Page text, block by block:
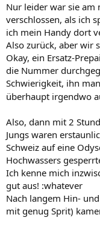
Nur leider war sie am
verschlossen, als ich
ich mein Handy dort
Also zurück, aber wir
Okay, ein Ersatz-
die Nummer
Schwierigkeit, ihn
überhaupt irgendwo
Also, dann mit 2
Jungs waren
Schweiz auf eine
Hochwassers
Ich kenne mich
gut aus! :whatever
Nach langem Hin-
mit genug Sprit)